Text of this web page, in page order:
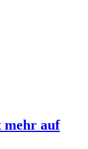
mehr auf